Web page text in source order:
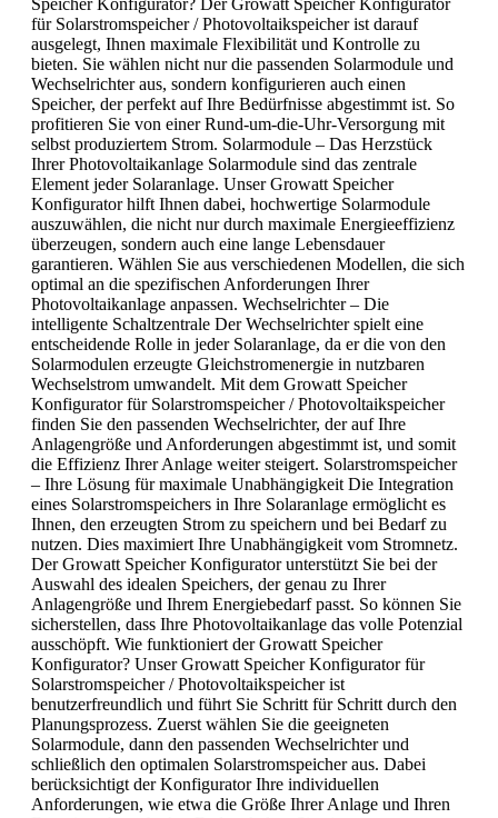
für Solarstromspeicher / Photovoltaikspeicher ist darauf
ausgelegt, Ihnen maximale Flexibilität und Kontrolle zu
bieten. Sie wählen nicht nur die passenden Solarmodule und
Wechselrichter aus, sondern konfigurieren auch einen
Speicher, der perfekt auf Ihre Bedürfnisse abgestimmt ist. So
profitieren Sie von einer Rund-um-die-Uhr-Versorgung mit
selbst produziertem Strom. Solarmodule – Das Herzstück
Ihrer Photovoltaikanlage Solarmodule sind das zentrale
Element jeder Solaranlage. Unser Growatt Speicher
Konfigurator hilft Ihnen dabei, hochwertige Solarmodule
auszuwählen, die nicht nur durch maximale Energieeffizienz
überzeugen, sondern auch eine lange Lebensdauer
garantieren. Wählen Sie aus verschiedenen Modellen, die sich
optimal an die spezifischen Anforderungen Ihrer
Photovoltaikanlage anpassen. Wechselrichter – Die
intelligente Schaltzentrale Der Wechselrichter spielt eine
entscheidende Rolle in jeder Solaranlage, da er die von den
Solarmodulen erzeugte Gleichstromenergie in nutzbaren
Wechselstrom umwandelt. Mit dem Growatt Speicher
Konfigurator für Solarstromspeicher / Photovoltaikspeicher
finden Sie den passenden Wechselrichter, der auf Ihre
Anlagengröße und Anforderungen abgestimmt ist, und somit
die Effizienz Ihrer Anlage weiter steigert. Solarstromspeicher
– Ihre Lösung für maximale Unabhängigkeit Die Integration
eines Solarstromspeichers in Ihre Solaranlage ermöglicht es
Ihnen, den erzeugten Strom zu speichern und bei Bedarf zu
nutzen. Dies maximiert Ihre Unabhängigkeit vom Stromnetz.
Der Growatt Speicher Konfigurator unterstützt Sie bei der
Auswahl des idealen Speichers, der genau zu Ihrer
Anlagengröße und Ihrem Energiebedarf passt. So können Sie
sicherstellen, dass Ihre Photovoltaikanlage das volle Potenzial
ausschöpft. Wie funktioniert der Growatt Speicher
Konfigurator? Unser Growatt Speicher Konfigurator für
Solarstromspeicher / Photovoltaikspeicher ist
benutzerfreundlich und führt Sie Schritt für Schritt durch den
Planungsprozess. Zuerst wählen Sie die geeigneten
Solarmodule, dann den passenden Wechselrichter und
schließlich den optimalen Solarstromspeicher aus. Dabei
berücksichtigt der Konfigurator Ihre individuellen
Anforderungen, wie etwa die Größe Ihrer Anlage und Ihren